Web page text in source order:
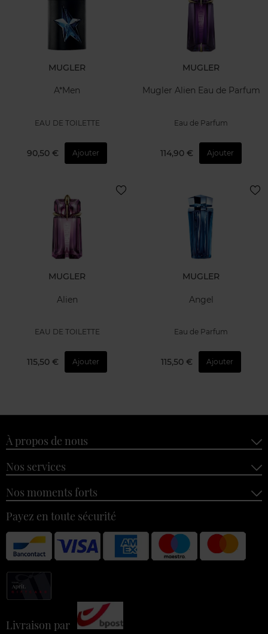
MUGLER
A*Men
EAU DE TOILETTE
90,50 € Ajouter
MUGLER
Mugler Alien Eau de Parfum
Eau de Parfum
114,90 € Ajouter
MUGLER
Alien
EAU DE TOILETTE
115,50 € Ajouter
MUGLER
Angel
Eau de Parfum
115,50 € Ajouter
À propos de nous
Nos services
Nos moments forts
Payez en toute sécurité
Livraison par